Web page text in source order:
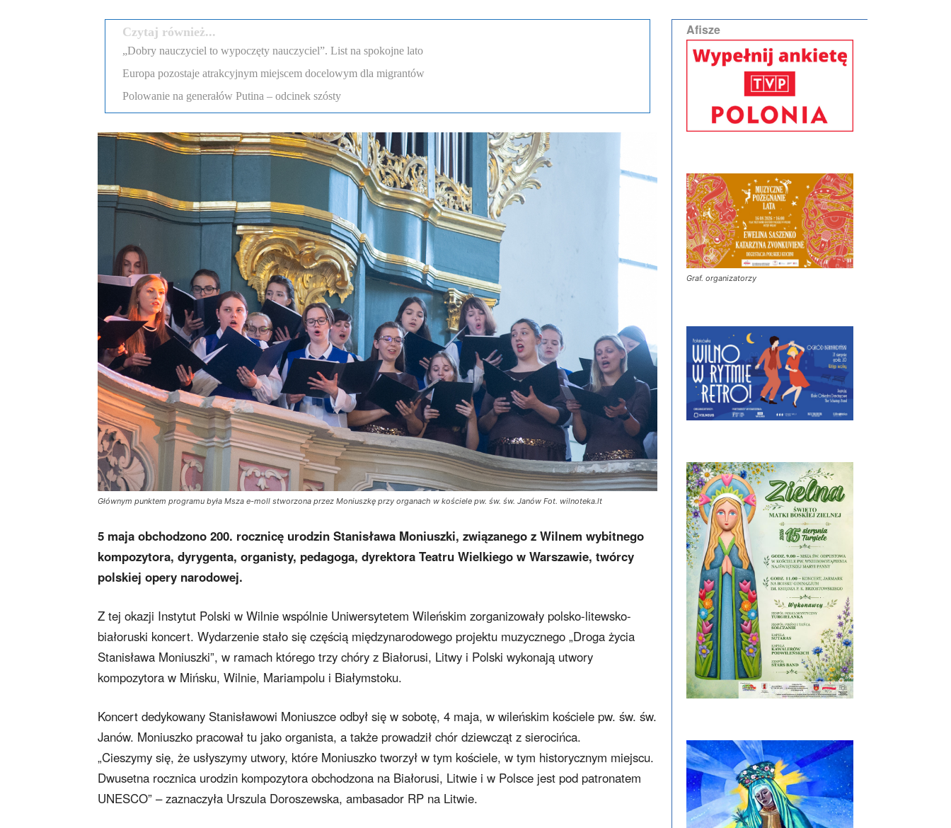
Czytaj również...
„Dobry nauczyciel to wypoczęty nauczyciel”. List na spokojne lato
Europa pozostaje atrakcyjnym miejscem docelowym dla migrantów
Polowanie na generałów Putina – odcinek szósty
Głównym punktem programu była Msza e-moll stworzona przez Moniuszkę przy organach w kościele pw. św. św. Janów Fot. wilnoteka.lt
5 maja obchodzono 200. rocznicę urodzin Stanisława Moniuszki, związanego z Wilnem wybitnego
kompozytora, dyrygenta, organisty, pedagoga, dyrektora Teatru Wielkiego w Warszawie, twórcy
polskiej opery narodowej.
Z tej okazji Instytut Polski w Wilnie wspólnie Uniwersytetem Wileńskim zorganizowały polsko-litewsko-
białoruski koncert. Wydarzenie stało się częścią międzynarodowego projektu muzycznego „Droga życia
Stanisława Moniuszki”, w ramach którego trzy chóry z Białorusi, Litwy i Polski wykonają utwory
kompozytora w Mińsku, Wilnie, Mariampolu i Białymstoku.
Koncert dedykowany Stanisławowi Moniuszce odbył się w sobotę, 4 maja, w wileńskim kościele pw. św. św.
Janów. Moniuszko pracował tu jako organista, a także prowadził chór dziewcząt z sierocińca.
„Cieszymy się, że usłyszymy utwory, które Moniuszko tworzył w tym kościele, w tym historycznym miejscu.
Dwusetna rocznica urodzin kompozytora obchodzona na Białorusi, Litwie i w Polsce jest pod patronatem
UNESCO” – zaznaczyła Urszula Doroszewska, ambasador RP na Litwie.
Afisze
Graf. organizatorzy